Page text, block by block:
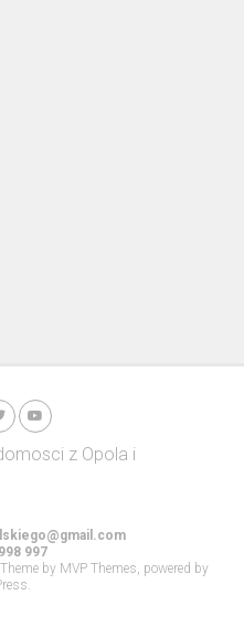
997
by MVP Themes, powered by